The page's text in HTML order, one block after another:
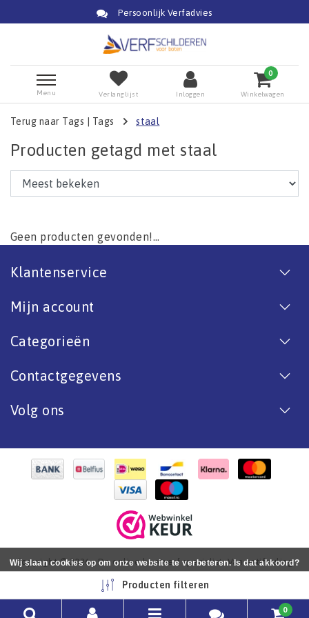
Persoonlijk Verfadvies
Menu Verlanglijst Inloggen
0
Winkelwagen
Terug naar Tags Tags staal
Producten getagd met staal
Geen producten gevonden!...
Klantenservice
Mijn account
Categorieën
Contactgegevens
Volg ons
Copyright © 2026 - De online bootverf specialist. Van antifouling
tot aflak. - All rights reserved - RealizationInStijl Media
Producten filteren
0
Wij slaan cookies op om onze website te verbeteren. Is dat akkoord?
Nee Meer over cookies »